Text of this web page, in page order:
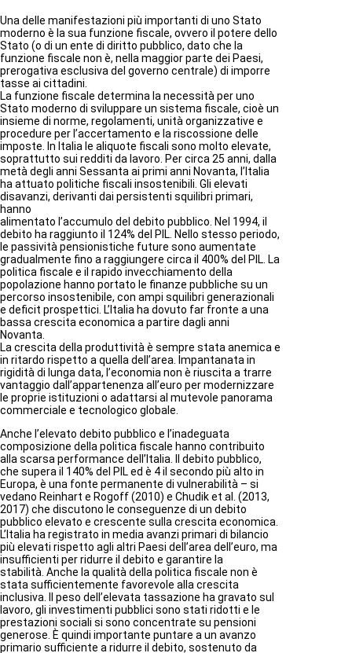
L
R
E
D
D
I
T
O
D
E
L
L
A
V
O
R
O
D
I
P
E
N
D
E
N
T
E
:
D
I
R
I
T
T
O
T
R
I
B
U
T
A
R
I
O
q
u
a
n
t
i
Una delle manifestazioni più importanti di uno Stato
moderno è la sua funzione fiscale, ovvero il potere dello
Stato (o di un ente di diritto pubblico, dato che la
funzione fiscale non è, nella maggior parte dei Paesi,
prerogativa esclusiva del governo centrale) di imporre
tasse ai cittadini.
La funzione fiscale determina la necessità per uno
Stato moderno di sviluppare un sistema fiscale, cioè un
insieme di norme, regolamenti, unità organizzative e
procedure per l’accertamento e la riscossione delle
imposte. In Italia le aliquote fiscali sono molto elevate,
soprattutto sui redditi da lavoro. Per circa 25 anni, dalla
metà degli anni Sessanta ai primi anni Novanta, l’Italia
ha attuato politiche fiscali insostenibili. Gli elevati
disavanzi, derivanti dai persistenti squilibri primari,
hanno
alimentato l’accumulo del debito pubblico. Nel 1994, il
debito ha raggiunto il 124% del PIL. Nello stesso periodo,
le passività pensionistiche future sono aumentate
gradualmente fino a raggiungere circa il 400% del PIL. La
politica fiscale e il rapido invecchiamento della
popolazione hanno portato le finanze pubbliche su un
percorso insostenibile, con ampi squilibri generazionali
e deficit prospettici. L’Italia ha dovuto far fronte a una
bassa crescita economica a partire dagli anni
Novanta.
La crescita della produttività è sempre stata anemica e
in ritardo rispetto a quella dell’area. Impantanata in
rigidità di lunga data, l’economia non è riuscita a trarre
vantaggio dall’appartenenza all’euro per modernizzare
le proprie istituzioni o adattarsi al mutevole panorama
commerciale e tecnologico globale.
Anche l’elevato debito pubblico e l’inadeguata
composizione della politica fiscale hanno contribuito
alla scarsa performance dell’Italia. Il debito pubblico,
che supera il 140% del PIL ed è 4 il secondo più alto in
Europa, è una fonte permanente di vulnerabilità – si
vedano Reinhart e Rogoff (2010) e Chudik et al. (2013,
2017) che discutono le conseguenze di un debito
pubblico elevato e crescente sulla crescita economica.
L’Italia ha registrato in media avanzi primari di bilancio
più elevati rispetto agli altri Paesi dell’area dell’euro, ma
insufficienti per ridurre il debito e garantire la
stabilità. Anche la qualità della politica fiscale non è
stata sufficientemente favorevole alla crescita
inclusiva. Il peso dell’elevata tassazione ha gravato sul
lavoro, gli investimenti pubblici sono stati ridotti e le
prestazioni sociali si sono concentrate su pensioni
generose. È quindi importante puntare a un avanzo
primario sufficiente a ridurre il debito, sostenuto da